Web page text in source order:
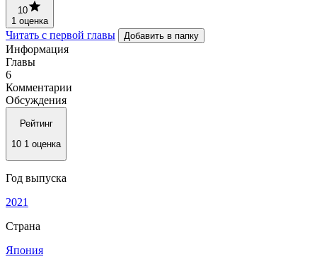
10
1 оценка
Читать с первой главы Добавить в папку
Информация
Главы
6
Комментарии
Обсуждения
Рейтинг
10 1 оценка
Год выпуска
2021
Страна
Япония